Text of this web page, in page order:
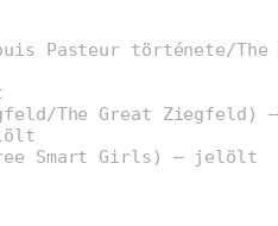
Pasteur története/The
The Great
Smart Girls) – jelölt